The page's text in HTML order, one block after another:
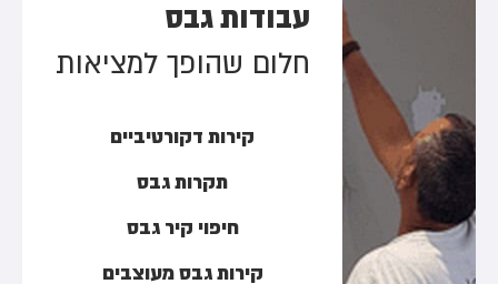
עבודות גבס
חלום שהופך למציאות
קירות דקורטיביים
תקרות גבס
חיפוי קיר גבס
קירות גבס מעוצבים